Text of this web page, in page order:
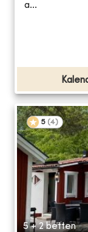
a...
5 (4)
5 + 2 betten